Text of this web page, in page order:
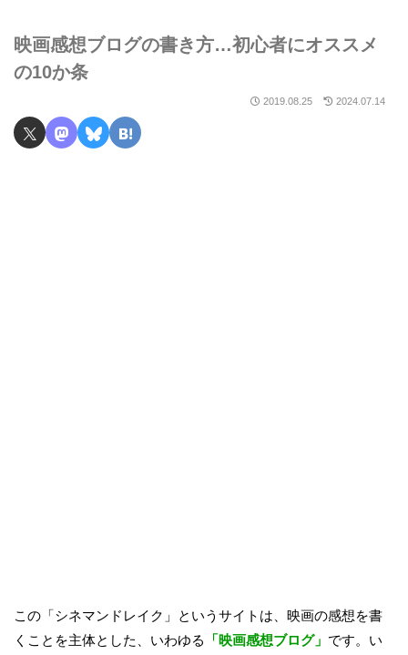
映画感想ブログの書き方…初心者にオススメ
の10か条
2019.08.25 2024.07.14
この「シネマンドレイク」というサイトは、映画の感想を書
くことを主体とした、いわゆる
「映画感想ブログ」 です。い